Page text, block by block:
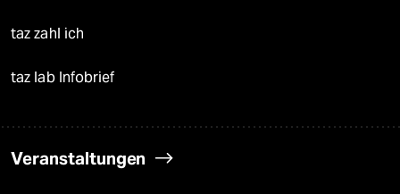
taz zahl ich
taz lab Infobrief
Veranstaltungen